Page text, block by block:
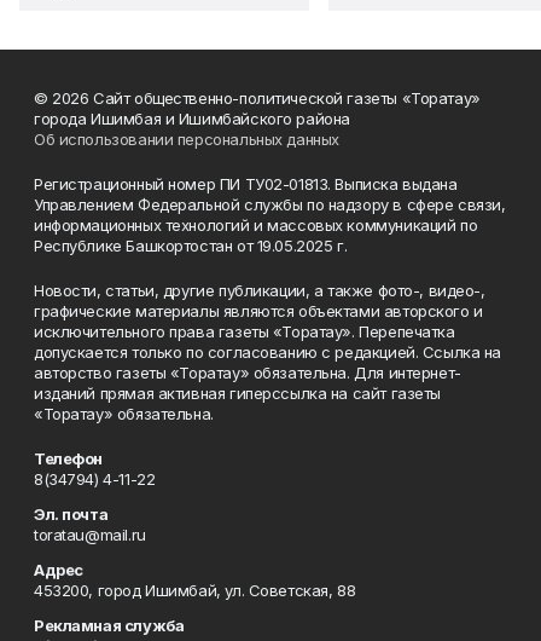
© 2026 Сайт общественно-политической газеты «Торатау»
города Ишимбая и Ишимбайского района
Об использовании персональных данных
Регистрационный номер ПИ ТУ02-01813. Выписка выдана
Управлением Федеральной службы по надзору в сфере связи,
информационных технологий и массовых коммуникаций по
Республике Башкортостан от 19.05.2025 г.
Новости, статьи, другие публикации, а также фото-, видео-,
графические материалы являются объектами авторского и
исключительного права газеты «Торатау». Перепечатка
допускается только по согласованию с редакцией. Ссылка на
авторство газеты «Торатау» обязательна. Для интернет-
изданий прямая активная гиперссылка на сайт газеты
«Торатау» обязательна.
Телефон
8(34794) 4-11-22
Эл. почта
toratau@mail.ru
Адрес
453200, город Ишимбай, ул. Советская, 88
Рекламная служба